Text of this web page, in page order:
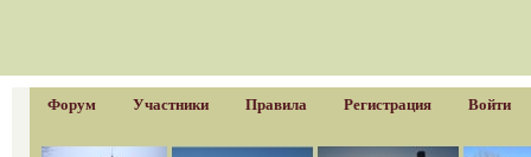
Форум Участники Правила Регистрация Войти